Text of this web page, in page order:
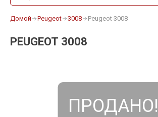
Домой Peugeot 3008 Peugeot 3008
PEUGEOT 3008
ПРОДАНО!